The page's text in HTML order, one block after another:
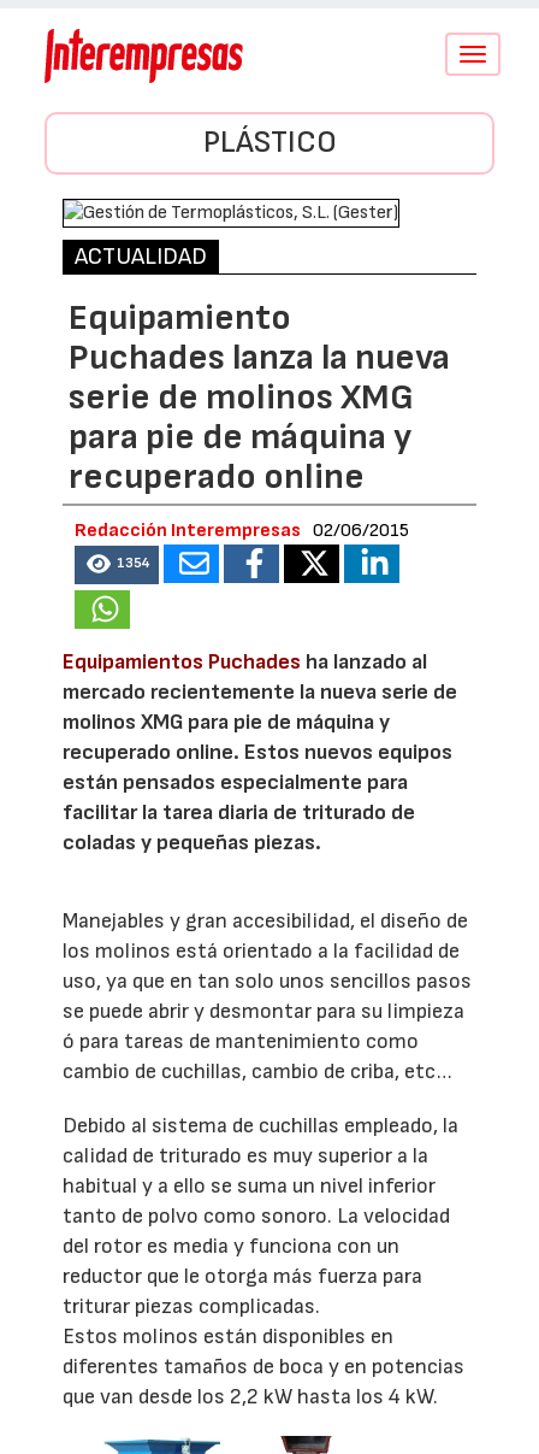
Conmutar
PLÁSTICO
ACTUALIDAD
Equipamiento
Puchades lanza la nueva
serie de molinos XMG
para pie de máquina y
recuperado online
Redacción Interempresas 02/06/2015
1354
Equipamientos Puchades ha lanzado al
mercado recientemente la nueva serie de
molinos XMG para pie de máquina y
recuperado online. Estos nuevos equipos
están pensados especialmente para
facilitar la tarea diaria de triturado de
coladas y pequeñas piezas.
Manejables y gran accesibilidad, el diseño de
los molinos está orientado a la facilidad de
uso, ya que en tan solo unos sencillos pasos
se puede abrir y desmontar para su limpieza
ó para tareas de mantenimiento como
cambio de cuchillas, cambio de criba, etc…
Debido al sistema de cuchillas empleado, la
calidad de triturado es muy superior a la
habitual y a ello se suma un nivel inferior
tanto de polvo como sonoro. La velocidad
del rotor es media y funciona con un
reductor que le otorga más fuerza para
triturar piezas complicadas.
Estos molinos están disponibles en
diferentes tamaños de boca y en potencias
que van desde los 2,2 kW hasta los 4 kW.